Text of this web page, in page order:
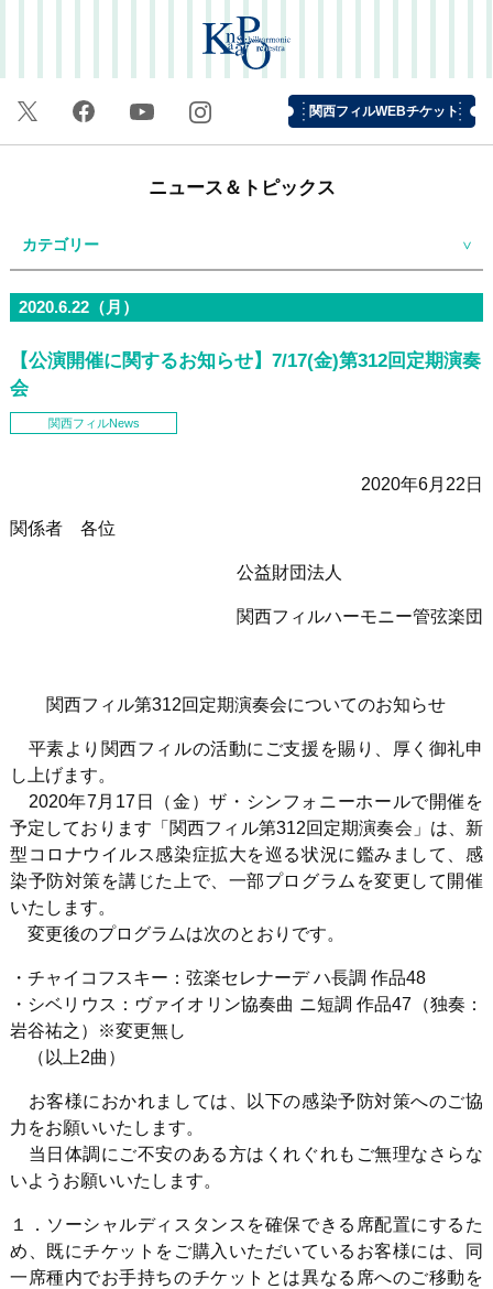
関西フィルWEBチケット
ニュース＆トピックス
カテゴリー
2020.6.22（月）
【公演開催に関するお知らせ】7/17(金)第312回定期演奏
会
関西フィルNews
2020年6月22 日
関係者 各位
公益財団法人
関西フィルハーモニー管弦楽団
関西フィル第312回定期演奏会についてのお知らせ
平素より関西フィルの活動にご支援を賜り、厚く御礼申
し上げます。
2020年7月 17 日（金）ザ・シンフォニーホールで開催を
予定しております「関西フィル第312回定期演奏会」は、新
型コロナウイルス感染症拡大を巡る状況に鑑みまして、感
染予防対策を講じた上で、一部プログラムを変更して開催
いたします。
変更後のプログラムは次のとおりです。
・チャイコフスキー：弦楽セレナーデ ハ長調 作品48
・シベリウス：ヴァイオリン協奏曲 ニ短調 作品47 （独奏：
岩谷祐之）※変更無し
（以上2曲）
お客様におかれましては、以下の感染予防対策へのご協
力をお願いいたします。
当日体調にご不安のある方はくれぐれもご無理なさらな
いようお願いいたします。
１．ソーシャルディスタンスを確保できる席配置にするた
め、既にチケットをご購入いただいているお客様には、同
一席種内でお手持ちのチケットとは異なる席へのご移動を